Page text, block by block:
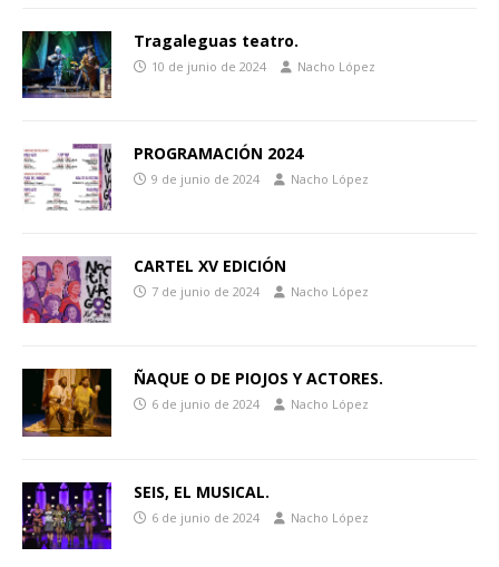
Tragaleguas teatro.
10 de junio de 2024 Nacho López
PROGRAMACIÓN 2024
9 de junio de 2024 Nacho López
CARTEL XV EDICIÓN
7 de junio de 2024 Nacho López
ÑAQUE O DE PIOJOS Y ACTORES.
6 de junio de 2024 Nacho López
SEIS, EL MUSICAL.
6 de junio de 2024 Nacho López